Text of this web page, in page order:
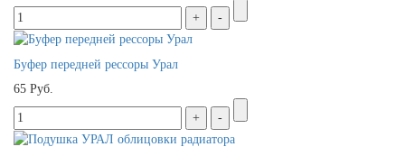
Буфер передней рессоры Урал
65 Руб.